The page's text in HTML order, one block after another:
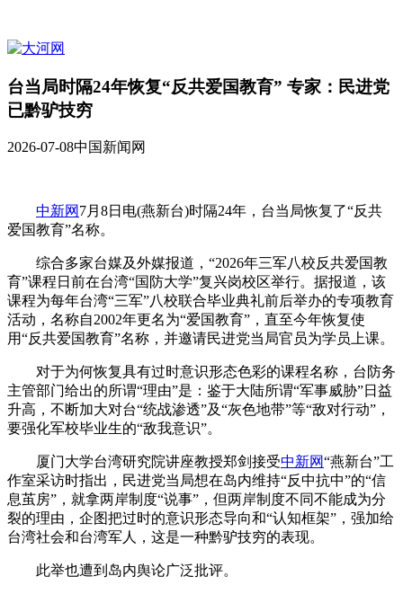
台当局时隔24年恢复“反共爱国教育” 专家：民进党
已黔驴技穷
2026-07-08中国新闻网
中新网 7月8日电(燕新台)时隔24年，台当局恢复了“反共
爱国教育”名称。
综合多家台媒及外媒报道，“2026年三军八校反共爱国教
育”课程日前在台湾“国防大学”复兴岗校区举行。据报道，该
课程为每年台湾“三军”八校联合毕业典礼前后举办的专项教育
活动，名称自2002年更名为“爱国教育”，直至今年恢复使
用“反共爱国教育”名称，并邀请民进党当局官员为学员上课。
对于为何恢复具有过时意识形态色彩的课程名称，台防务
主管部门给出的所谓“理由”是：鉴于大陆所谓“军事威胁”日益
升高，不断加大对台“统战渗透”及“灰色地带”等“敌对行动”，
要强化军校毕业生的“敌我意识”。
厦门大学台湾研究院讲座教授郑剑接受中新网“燕新台”工
作室采访时指出，民进党当局想在岛内维持“反中抗中”的“信
息茧房”，就拿两岸制度“说事”，但两岸制度不同不能成为分
裂的理由，企图把过时的意识形态导向和“认知框架”，强加给
台湾社会和台湾军人，这是一种黔驴技穷的表现。
此举也遭到岛内舆论广泛批评。